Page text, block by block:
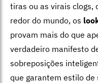
tiras ou as virais clogs,
redor do mundo, os
provam mais do que
verdadeiro manifesto
sobreposições
que garantem estilo de